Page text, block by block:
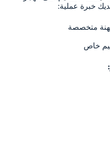
متخصصة
خاص